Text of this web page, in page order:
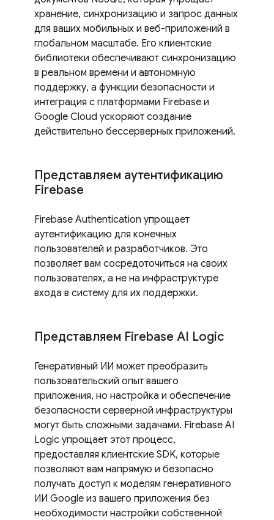
хранение, синхронизацию и запрос данных
для ваших мобильных и веб-приложений в
глобальном масштабе. Его клиентские
библиотеки обеспечивают синхронизацию
в реальном времени и автономную
поддержку, а функции безопасности и
интеграция с платформами Firebase и
Google Cloud ускоряют создание
действительно бессерверных приложений.
Представляем аутентификацию
Firebase
Firebase Authentication упрощает
аутентификацию для конечных
пользователей и разработчиков. Это
позволяет вам сосредоточиться на своих
пользователях, а не на инфраструктуре
входа в систему для их поддержки.
Представляем Firebase AI Logic
Генеративный ИИ может преобразить
пользовательский опыт вашего
приложения, но настройка и обеспечение
безопасности серверной инфраструктуры
могут быть сложными задачами. Firebase AI
Logic упрощает этот процесс,
предоставляя клиентские SDK, которые
позволяют вам напрямую и безопасно
получать доступ к моделям генеративного
ИИ Google из вашего приложения без
необходимости настройки собственной